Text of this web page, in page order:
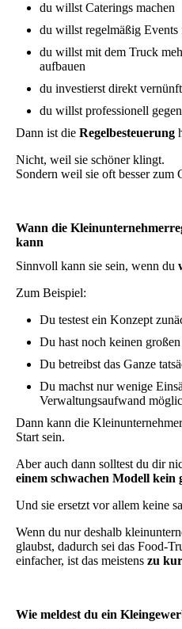
du willst Caterings machen
du willst regelmäßig Events
du willst mit dem Truck
aufbauen
du investierst direkt
du willst professionell
Dann ist die Regelbesteuerung
Nicht, weil sie schöner klingt.
Sondern weil sie oft besser zum
Wann die
kann
Sinnvoll kann sie sein, wenn du
Zum Beispiel:
Du testest ein Konzept
Du hast noch keinen
Du betreibst das Ganze
Du machst nur wenige
Verwaltungsaufwand
Dann kann die
Start sein.
Aber auch dann solltest du dir
einem schwachen Modell kein
Und sie ersetzt vor allem keine
Wenn du nur deshalb
glaubst, dadurch sei das Food-
einfacher, ist das meistens zu
Wie meldest du ein